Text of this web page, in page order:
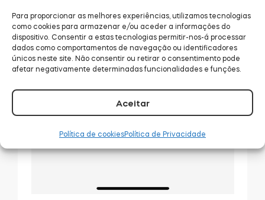
Para proporcionar as melhores experiências, utilizamos tecnologias
como cookies para armazenar e/ou aceder a informações do
dispositivo. Consentir a estas tecnologias permitir-nos-á processar
dados como comportamentos de navegação ou identificadores
únicos neste site. Não consentir ou retirar o consentimento pode
afetar negativamente determinadas funcionalidades e funções.
Aceitar
Política de cookiesPolítica de Privacidade